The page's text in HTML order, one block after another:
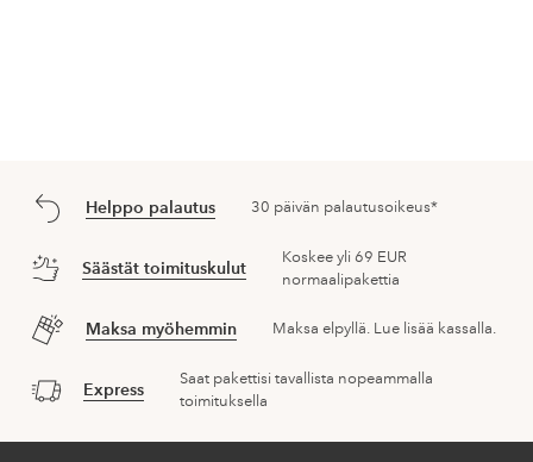
Helppo palautus 30 päivän palautusoikeus*
Säästät toimituskulut
Koskee yli 69 EUR
normaalipakettia
Maksa myöhemmin Maksa elpyllä. Lue lisää kassalla.
Express
Saat pakettisi tavallista nopeammalla
toimituksella